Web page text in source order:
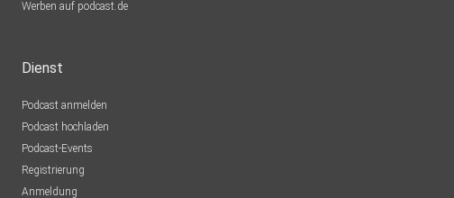
Werben auf podcast.de
Dienst
Podcast anmelden
Podcast hochladen
Podcast-Events
Registrierung
Anmeldung